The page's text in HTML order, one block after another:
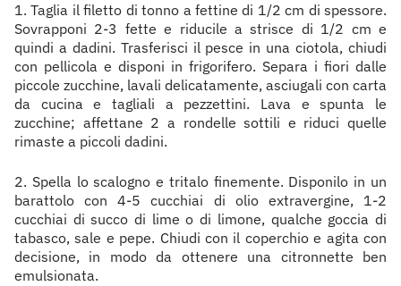
1. Taglia il filetto di tonno a fettine di 1/2 cm di spessore.
Sovrapponi 2-3 fette e riducile a strisce di 1/2 cm e
quindi a dadini. Trasferisci il pesce in una ciotola, chiudi
con pellicola e disponi in frigorifero. Separa i fiori dalle
piccole zucchine, lavali delicatamente, asciugali con carta
da cucina e tagliali a pezzettini. Lava e spunta le
zucchine; affettane 2 a rondelle sottili e riduci quelle
rimaste a piccoli dadini.
2. Spella lo scalogno e tritalo finemente. Disponilo in un
barattolo con 4-5 cucchiai di olio extravergine, 1-2
cucchiai di succo di lime o di limone, qualche goccia di
tabasco, sale e pepe. Chiudi con il coperchio e agita con
decisione, in modo da ottenere una citronnette ben
emulsionata.